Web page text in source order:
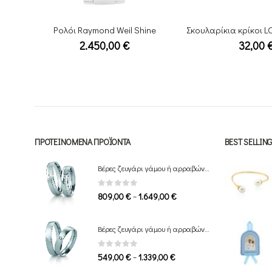
32,00€ 24,00
ΠΡΟΤΕΙΝΌΜΕΝΑ ΠΡΟΪΌΝΤΑ
0out of 5
809,00€ – 1.649,00€Price
through
0 out of 5
549,00€ – 1.339,00€Price
BEST